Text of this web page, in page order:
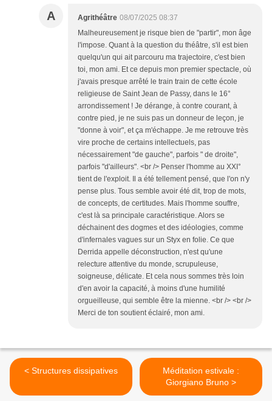
A Agrithéâtre 08/07/2025 08:37
Malheureusement je risque bien de "partir", mon âge
l'impose. Quant à la question du théâtre, s'il est bien
quelqu'un qui ait parcouru ma trajectoire, c'est bien
toi, mon ami. Et ce depuis mon premier spectacle, où
j'avais presque arrêté le train train de cette école
religieuse de Saint Jean de Passy, dans le 16°
arrondissement ! Je dérange, à contre courant, à
contre pied, je ne suis pas un donneur de leçon, je
"donne à voir", et ça m'échappe. Je me retrouve très
vire proche de certains intellectuels, pas
nécessairement "de gauche", parfois " de droite",
parfois "d'ailleurs". <br /> Penser l'homme au XXI°
tient de l'exploit. Il a été tellement pensé, que l'on n'y
pense plus. Tous semble avoir été dit, trop de mots,
de concepts, de certitudes. Mais l'homme souffre,
c'est là sa principale caractéristique. Alors se
déchainent des dogmes et des idéologies, comme
d'infernales vagues sur un Styx en folie. Ce que
Derrida appelle déconstruction, n'est qu'une
relecture attentive du monde, scrupuleuse,
soigneuse, délicate. Et cela nous sommes très loin
d'en avoir la capacité, à moins d'une humilité
orgueilleuse, qui semble être la mienne. <br /> <br />
Merci de ton soutient éclairé, mon ami.
< Structures dissipatives
Méditation estivale :
Giorgiano Bruno >